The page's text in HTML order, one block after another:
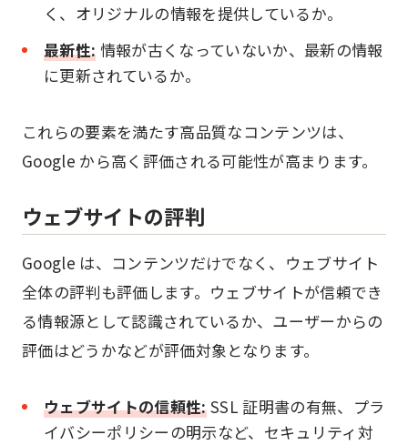
く、オリジナルの情報を提供しているか。
最新性: 情報が古くなっていないか、最新の情報
に更新されているか。
これらの要素を満たす高品質なコンテンツは、
Google から高く評価される可能性が高まります。
ウェブサイトの評判
Google は、コンテンツだけでなく、ウェブサイト
全体の評判も評価します。ウェブサイトが信頼でき
る情報源として認識されているか、ユーザーからの
評価はどうかなどが評価対象となります。
ウェブサイトの信頼性:SSL 証明書の有無、プラ
イバシーポリシーの明示など、セキュリティ対